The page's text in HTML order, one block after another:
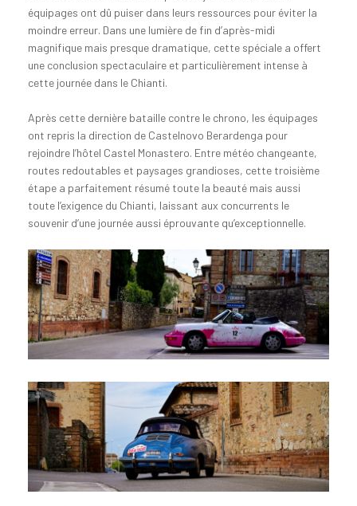
équipages ont dû puiser dans leurs ressources pour éviter la
moindre erreur. Dans une lumière de fin d’après-midi
magnifique mais presque dramatique, cette spéciale a offert
une conclusion spectaculaire et particulièrement intense à
cette journée dans le Chianti.
Après cette dernière bataille contre le chrono, les équipages
ont repris la direction de Castelnovo Berardenga pour
rejoindre l’hôtel Castel Monastero. Entre météo changeante,
routes redoutables et paysages grandioses, cette troisième
étape a parfaitement résumé toute la beauté mais aussi
toute l’exigence du Chianti, laissant aux concurrents le
souvenir d’une journée aussi éprouvante qu’exceptionnelle.